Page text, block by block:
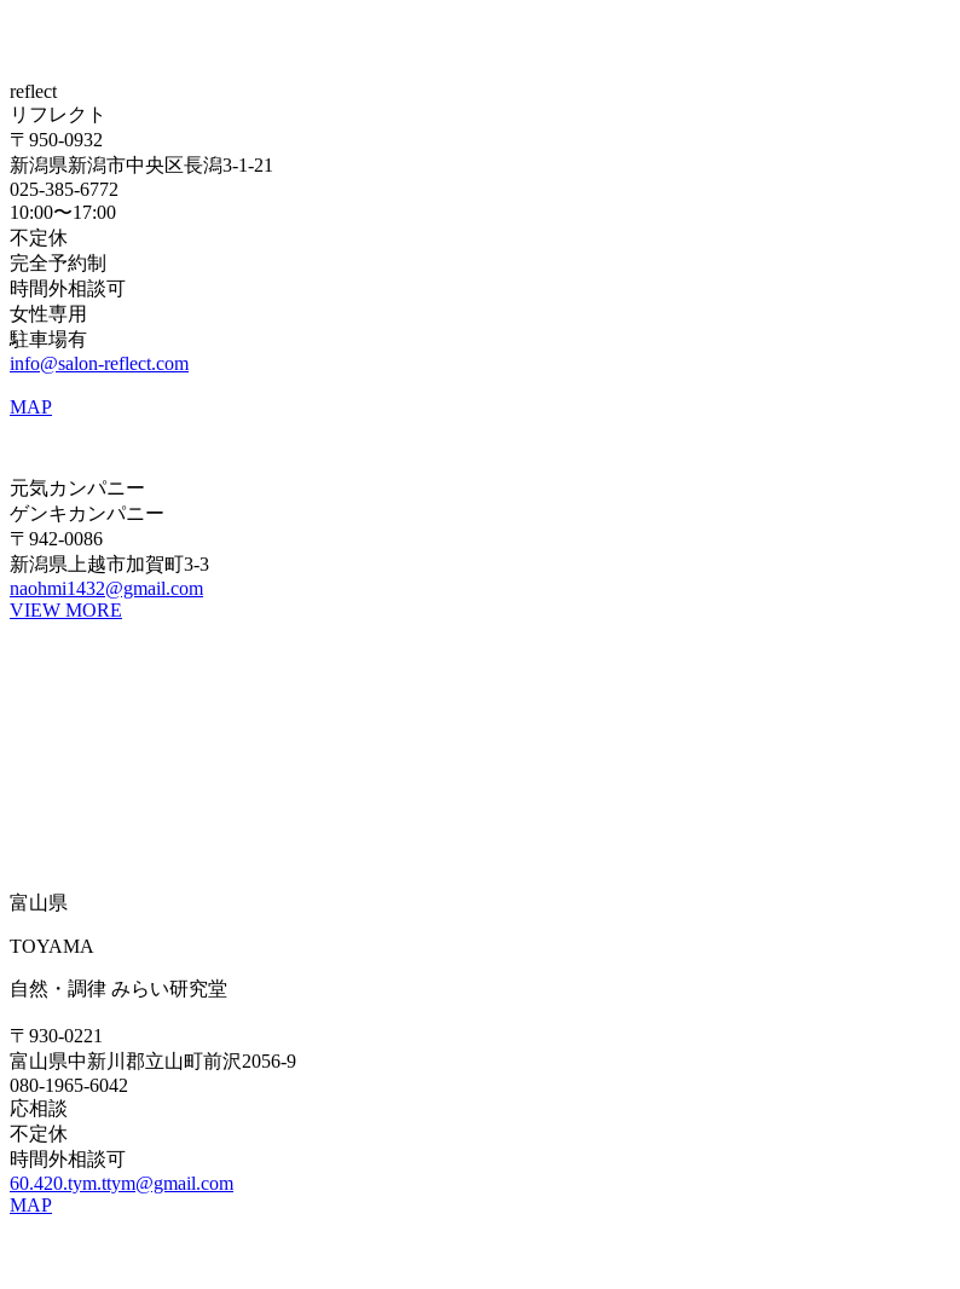
reflect
リフレクト
〒950-0932
新潟県新潟市中央区長潟3-1-21
025-385-6772
10:00〜17:00
不定休
完全予約制
時間外相談可
女性専用
駐車場有
info@salon-reflect.com
MAP
元気カンパニー
ゲンキカンパニー
〒942-0086
新潟県上越市加賀町3-3
naohmi1432@gmail.com
VIEW MORE
富山県
TOYAMA
自然・調律 みらい研究堂
〒930-0221
富山県中新川郡立山町前沢2056-9
080-1965-6042
応相談
不定休
時間外相談可
60.420.tym.ttym@gmail.com
MAP